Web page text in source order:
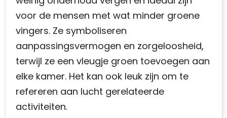
voor de mensen met wat minder groene
vingers. Ze symboliseren
aanpassingsvermogen en zorgeloosheid,
terwijl ze een vleugje groen toevoegen aan
elke kamer. Het kan ook leuk zijn om te
refereren aan lucht gerelateerde
activiteiten.